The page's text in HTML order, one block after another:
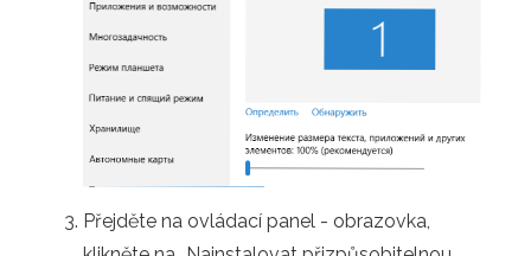
Přejděte na ovládací panel - obrazovka,